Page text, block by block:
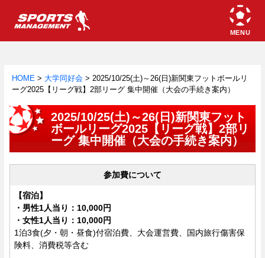
HOME > 大学同好会 >2025/10/25(土)～26(日)新関東フットボールリ
ーグ2025【リーグ戦】2部リーグ 集中開催（大会の手続き案内）
2025/10/25(土)～26(日)新関東フット
ボールリーグ2025【リーグ戦】2部リ
ーグ 集中開催（大会の手続き案内）
参加費について
【宿泊】
・男性1人当り：10,000円
・女性1人当り：10,000円
1泊3食(夕・朝・昼食)付宿泊費、大会運営費、国内旅行傷害保
険料、消費税等含む